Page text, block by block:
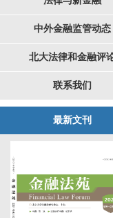
中外金融监管动态
北大法律和金融评
联系我们
最新文刊